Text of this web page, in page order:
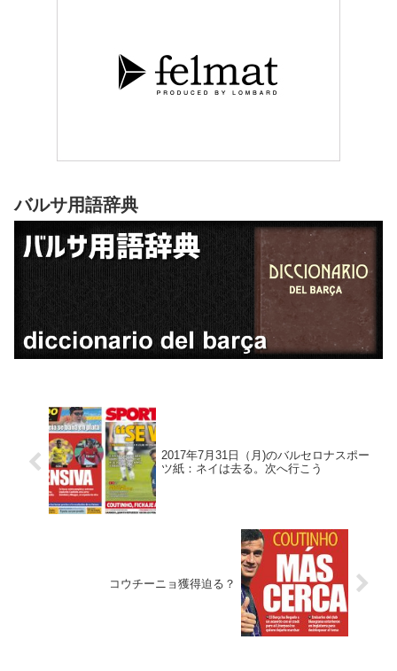
バルサ用語辞典
2017年7月31日（月)のバルセロナスポー
ツ紙：ネイは去る。次へ行こう
コウチーニョ獲得迫る？